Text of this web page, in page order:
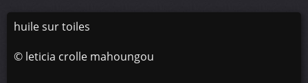
huile sur toiles
© leticia crolle mahoungou